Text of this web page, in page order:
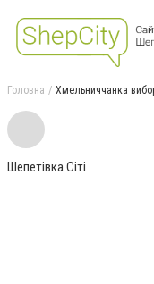
Головна Хмельниччанка
Шепетівка Сіті